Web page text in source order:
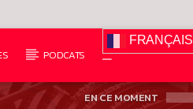
PODCATS
FRANÇAIS
EN CE MOMENT